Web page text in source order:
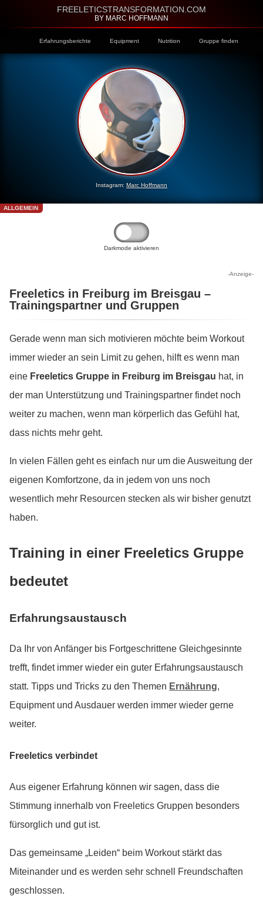
FREELETICSTRANSFORMATION.COM
BY MARC HOFFMANN
Erfahrungsberichte Equipment Nutrition Gruppe finden
Instagram: Marc Hoffmann
ALLGEMEIN
Darkmode aktivieren
-Anzeige-
Freeletics in Freiburg im Breisgau –
Trainingspartner und Gruppen
Gerade wenn man sich motivieren möchte beim Workout
immer wieder an sein Limit zu gehen, hilft es wenn man
eine Freeletics Gruppe in Freiburg im Breisgau hat, in
der man Unterstützung und Trainingspartner findet noch
weiter zu machen, wenn man körperlich das Gefühl hat,
dass nichts mehr geht.
In vielen Fällen geht es einfach nur um die Ausweitung der
eigenen Komfortzone, da in jedem von uns noch
wesentlich mehr Resourcen stecken als wir bisher genutzt
haben.
Training in einer Freeletics Gruppe
bedeutet
Erfahrungsaustausch
Da Ihr von Anfänger bis Fortgeschrittene Gleichgesinnte
trefft, findet immer wieder ein guter Erfahrungsaustausch
statt. Tipps und Tricks zu den Themen Ernährung,
Equipment und Ausdauer werden immer wieder gerne
weiter.
Freeletics verbindet
Aus eigener Erfahrung können wir sagen, dass die
Stimmung innerhalb von Freeletics Gruppen besonders
fürsorglich und gut ist.
Das gemeinsame „Leiden“ beim Workout stärkt das
Miteinander und es werden sehr schnell Freundschaften
geschlossen.